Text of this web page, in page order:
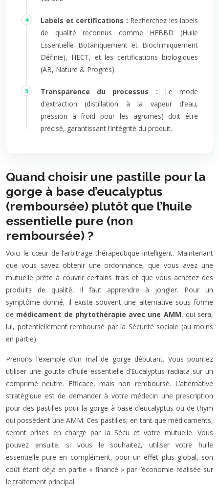
Labels et certifications : Recherchez les labels
de qualité reconnus comme HEBBD (Huile
Essentielle Botaniquement et Biochimiquement
Définie), HECT, et les certifications biologiques
(AB, Nature & Progrès).
Transparence du processus : Le mode
d’extraction (distillation à la vapeur d’eau,
pression à froid pour les agrumes) doit être
précisé, garantissant l’intégrité du produit.
Quand choisir une pastille pour la
gorge à base d’eucalyptus
(remboursée) plutôt que l’huile
essentielle pure (non
remboursée) ?
Voici le cœur de l’arbitrage thérapeutique intelligent. Maintenant
que vous savez obtenir une ordonnance, que vous avez une
mutuelle prête à couvrir certains frais et que vous achetez des
produits de qualité, il faut apprendre à jongler. Pour un
symptôme donné, il existe souvent une alternative sous forme
de médicament de phytothérapie avec une AMM, qui sera,
lui, potentiellement remboursé par la Sécurité sociale (au moins
en partie).
Prenons l’exemple d’un mal de gorge débutant. Vous pourriez
utiliser une goutte d’huile essentielle d’Eucalyptus radiata sur un
comprimé neutre. Efficace, mais non remboursé. L’alternative
stratégique est de demander à votre médecin une prescription
pour des pastilles pour la gorge à base d’eucalyptus ou de thym
qui possèdent une AMM. Ces pastilles, en tant que médicaments,
seront prises en charge par la Sécu et votre mutuelle. Vous
pouvez ensuite, si vous le souhaitez, utiliser votre huile
essentielle pure en complément, pour un effet plus global, son
coût étant déjà en partie « financé » par l’économie réalisée sur
le traitement principal.